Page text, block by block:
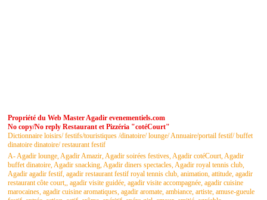
Propriété du Web Master Agadir evenementiels.com
No copy/No reply Restaurant et Pizzéria "cotéCourt"
Dictionnaire loisirs/ festifs/touristiques /dinatoire/ lounge/ Annuaire/portail festif/ buffet
dinatoire dinatoire/ restaurant festif
A- Agadir lounge, Agadir Amazir, Agadir soirées festives, Agadir cotéCourt, Agadir
buffet dinatoire, Agadir snacking, Agadir diners spectacles, Agadir royal tennis club,
Agadir agadir festif, agadir restaurant festif royal tennis club, animation, attitude, agadir
restaurant côte court,, agadir visite guidée, agadir visite accompagnée, agadir cuisine
marocaines, agadir cuisine aromatiques, agadir aromate, ambiance, artiste, amuse-gueule